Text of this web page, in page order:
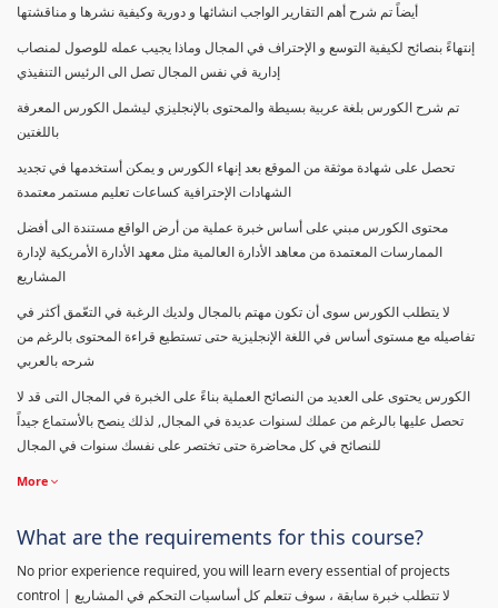
أيضاً تم شرح أهم التقارير الواجب انشائها و دورية وكيفية نشرها و مناقشتها
إنتهاءً بنصائح لكيفية التوسع و الإحتراف في المجال وماذا يجيب عمله للوصول لمنصاب
إدارية في نفس المجال تصل الى الرئيس التنفيذي
تم شرح الكورس بلغة عربية بسيطة والمحتوى بالإنجليزي ليشمل الكورس المعرفة
باللغتين
تحصل على شهادة موثقة من الموقع بعد إنهاء الكورس و يمكن أستخدمها في تجديد
الشهادات الإحترافية كساعات تعليم مستمر معتمدة
محتوى الكورس مبني على أساس خبرة عملية من أرض الواقع مستندة الى أفضل
الممارسات المعتمدة من معاهد الأدارة العالمية مثل معهد الأدارة الأمريكية لإدارة
المشاريع
لا يتطلب الكورس سوى أن تكون مهتم بالمجال ولديك الرغبة في التعّمق أكثر في
تفاصيله مع مستوى أساس في اللغة الإنجليزية حتى تستطيع قراءة المحتوى بالرغم من
شرحه بالعربي
الكورس يحتوى على العديد من النصائح العملية بناءً على الخبرة في المجال التى قد لا
تحصل عليها بالرغم من عملك لسنوات عديدة في المجال, لذلك ينصح بالأستماع جيداً
للنصائح في كل محاضرة حتى تختصر على نفسك سنوات في المجال
More
What are the requirements for this course?
No prior experience required, you will learn every essential of projects
control | لا تتطلب خبرة سابقة ، سوف تتعلم كل أساسيات التحكم في المشاريع